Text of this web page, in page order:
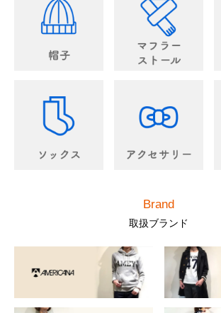
Brand
取扱ブランド